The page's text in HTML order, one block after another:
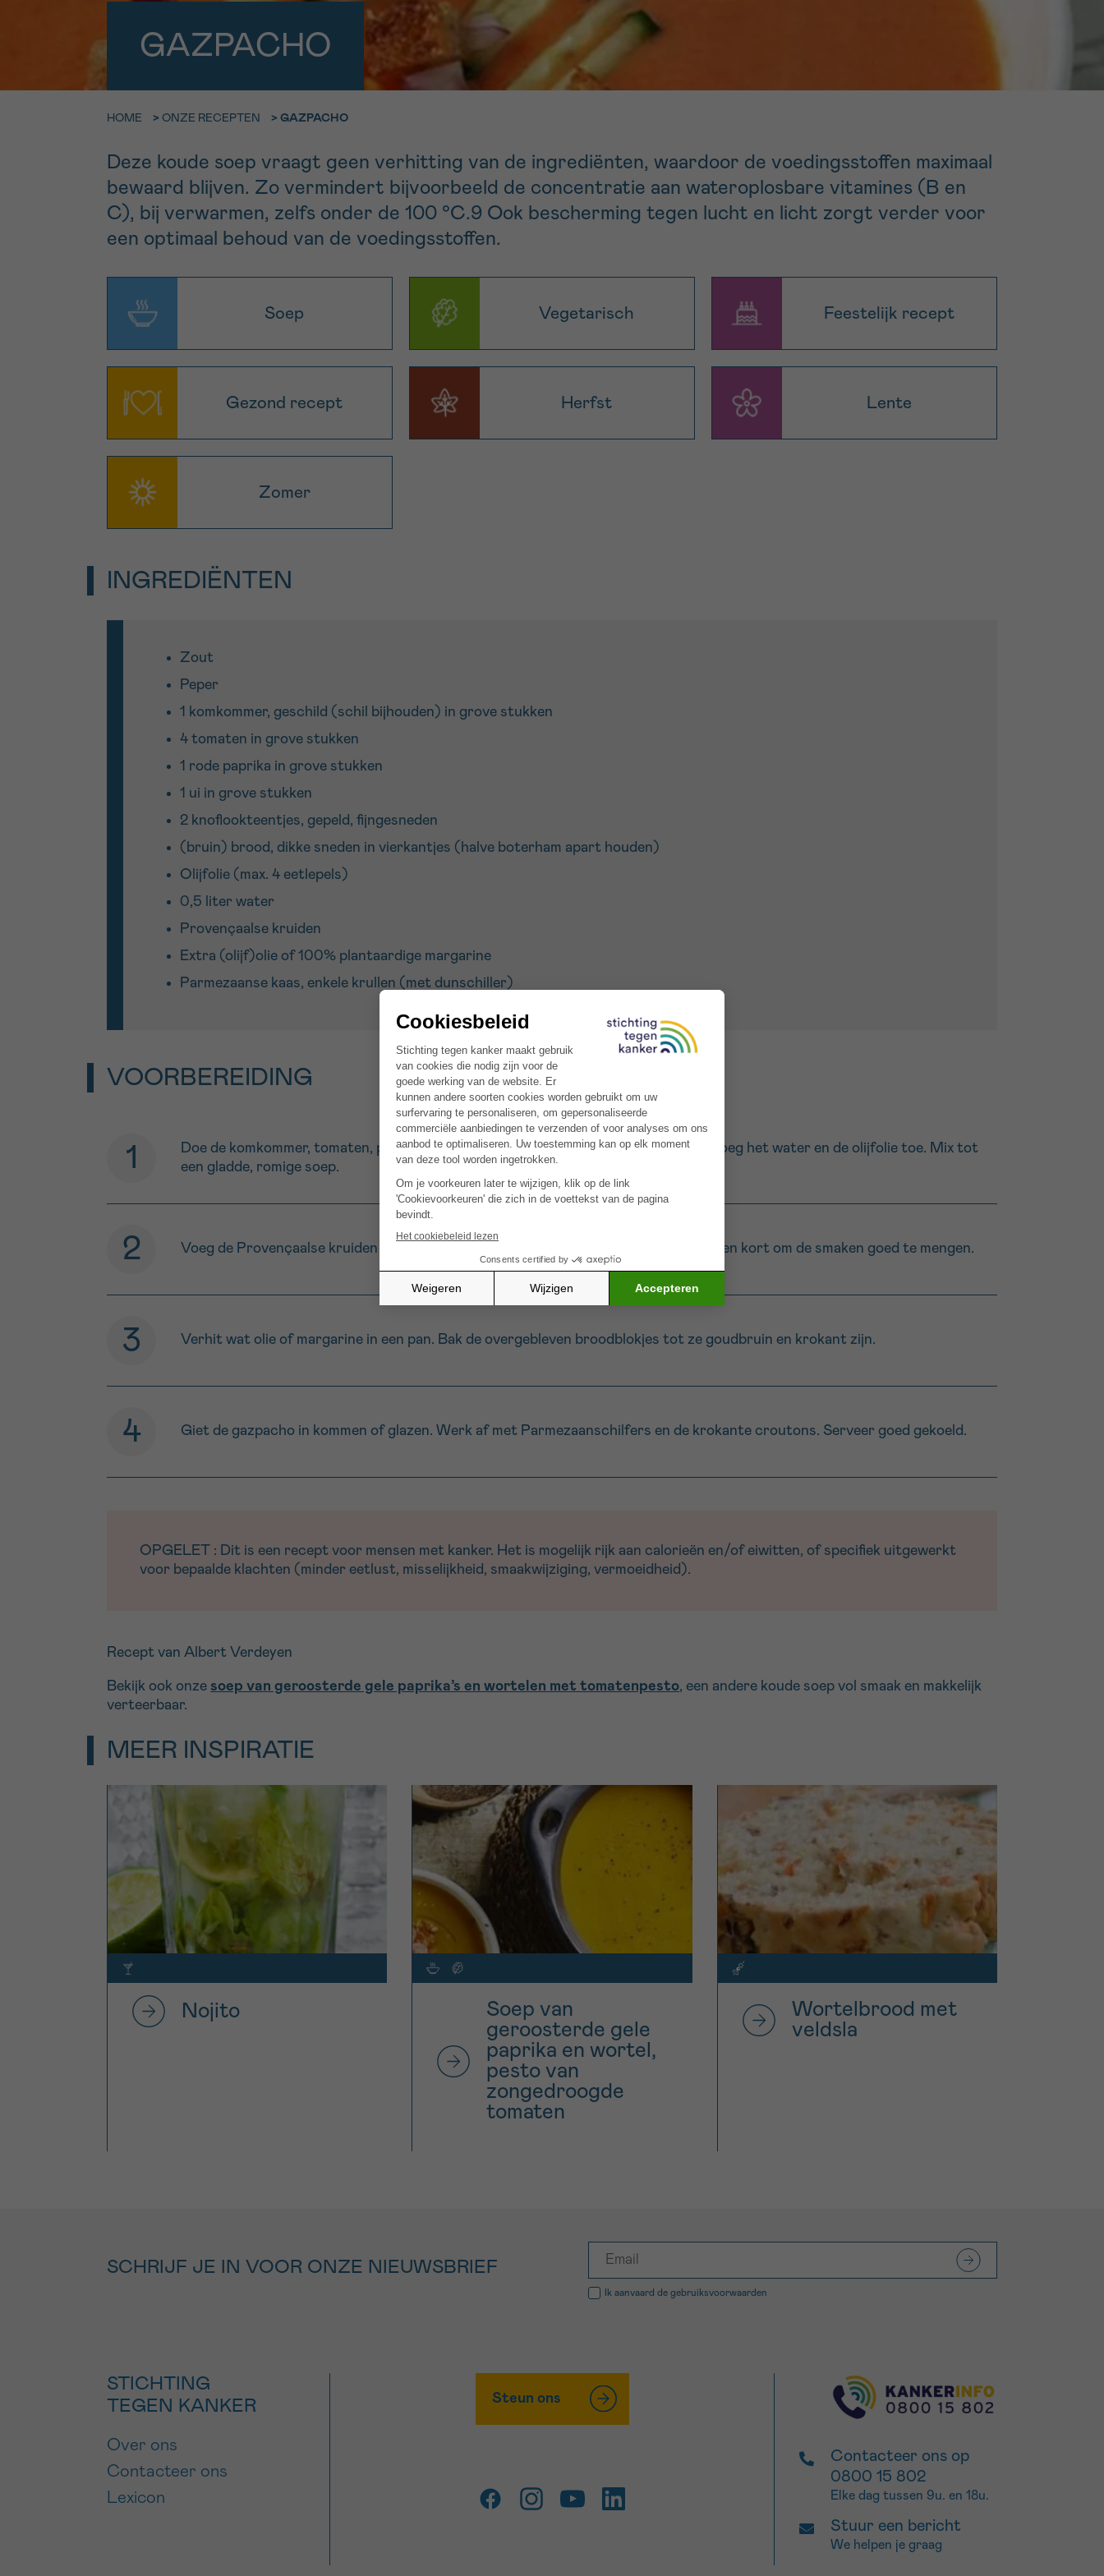
GAZPACHO
HOME > ONZE RECEPTEN > GAZPACHO
Deze koude soep vraagt geen verhitting van de ingrediënten, waardoor de voedingsstoffen maximaal
bewaard blijven. Zo vermindert bijvoorbeeld de concentratie aan wateroplosbare vitamines (B en
C), bij verwarmen, zelfs onder de 100 °C.9 Ook bescherming tegen lucht en licht zorgt verder voor
een optimaal behoud van de voedingsstoffen.
Soep Vegetarisch Feestelijk recept
Gezond recept Herfst Lente
Zomer
INGREDIËNTEN
Zout
Peper
1 komkommer, geschild (schil bijhouden) in grove stukken
4 tomaten in grove stukken
1 rode paprika in grove stukken
1 ui in grove stukken
2 knoflookteentjes, gepeld, fijngesneden
(bruin) brood, dikke sneden in vierkantjes (halve boterham apart houden)
Olijfolie (max. 4 eetlepels)
0,5 liter water
Provençaalse kruiden
Extra (olijf)olie of 100% plantaardige margarine
Parmezaanse kaas, enkele krullen (met dunschiller)
VOORBEREIDING
Doe de komkommer, tomaten, paprika, ui, knoflook en broodblokjes in een blender. Voeg het water en de olijfolie toe. Mix tot
een gladde, romige soep.
Voeg de Provençaalse kruiden toe, samen met een snuifje zout en peper. Mix nog even kort om de smaken goed te mengen.
Verhit wat olie of margarine in een pan. Bak de overgebleven broodblokjes tot ze goudbruin en krokant zijn.
Giet de gazpacho in kommen of glazen. Werk af met Parmezaanschilfers en de krokante croutons. Serveer goed gekoeld.
OPGELET : Dit is een recept voor mensen met kanker. Het is mogelijk rijk aan calorieën en/of eiwitten, of specifiek uitgewerkt
voor bepaalde klachten (minder eetlust, misselijkheid, smaakwijziging, vermoeidheid).
Recept van Albert Verdeyen
Bekijk ook onze soep van geroosterde gele paprika’s en wortelen met tomatenpesto, een andere koude soep vol smaak en makkelijk
verteerbaar.
MEER INSPIRATIE
Nojito
Soep van
geroosterde gele
paprika en wortel,
pesto van
zongedroogde
tomaten
Wortelbrood met
veldsla
SCHRIJF JE IN VOOR ONZE NIEUWSBRIEF
Ik aanvaard de gebruiksvoorwaarden
Bel ons op 0800 15 802
ma-vrij 9u tot 18u
Via ons
Ik wil graag opgebeld
EMAIL
Ja, stuur mij de nieuwsbrief
*VERPLICHT VELD
9h-11h
STICHTING
TEGEN KANKER
Over ons
Contacteer ons
Lexicon
Steun ons
Contacteer ons op
0800 15 802
Elke dag tussen 9u. en 18u.
Stuur een bericht
We helpen je graag